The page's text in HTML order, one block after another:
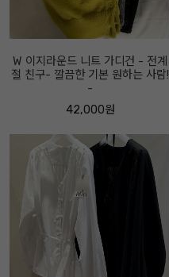
W 이지라운드 니트 가디건 - 전계
절 친구- 깔끔한 기본 원하는 사람!
-
42,000원